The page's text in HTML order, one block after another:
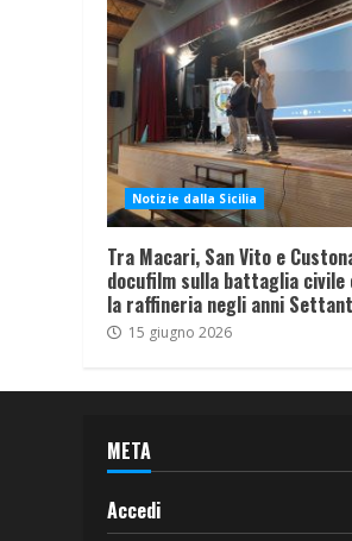
Notizie dalla Sicilia
Tra Macari, San Vito e
docufilm sulla battaglia civile
la raffineria negli anni
15 giugno 2026
META
Accedi